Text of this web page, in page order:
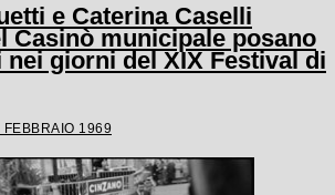
e Caterina Caselli
Casinò municipale posano
giorni del XIX Festival di
1969